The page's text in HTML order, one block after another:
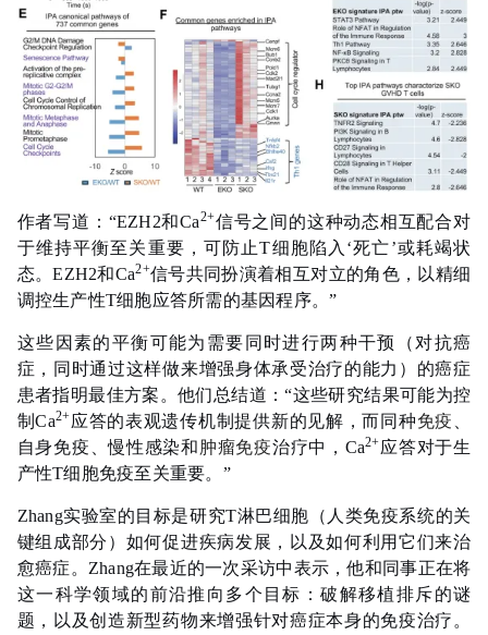
作者写道：“EZH2和Ca2+信号之间的这种动态相互配合对
于维持平衡至关重要，可防止T细胞陷入‘死亡’或耗竭状
态。EZH2和Ca2+信号共同扮演着相互对立的角色，以精细
调控生产性T细胞应答所需的基因程序。”
这些因素的平衡可能为需要同时进行两种干预（对抗癌
症，同时通过这样做来增强身体承受治疗的能力）的癌症
患者指明最佳方案。他们总结道：“这些研究结果可能为控
制Ca2+应答的表观遗传机制提供新的见解，而同种免疫
自身免疫、慢性感染和 肿瘤免疫治疗中，Ca2+应答对于生
产性T细胞免疫至关重要。”
Zhang实验室的目标是研究T淋巴细胞（人类免疫系统的关
键组成部分）如何促进疾病发展，以及如何利用它们来治
愈癌症。Zhang在最近的一次采访中表示，他和同事正在将
这一科学领域的前沿推向多个目标：破解移植排斥的谜
题，以及创造新型药物来增强针对癌症本身的免疫治疗。